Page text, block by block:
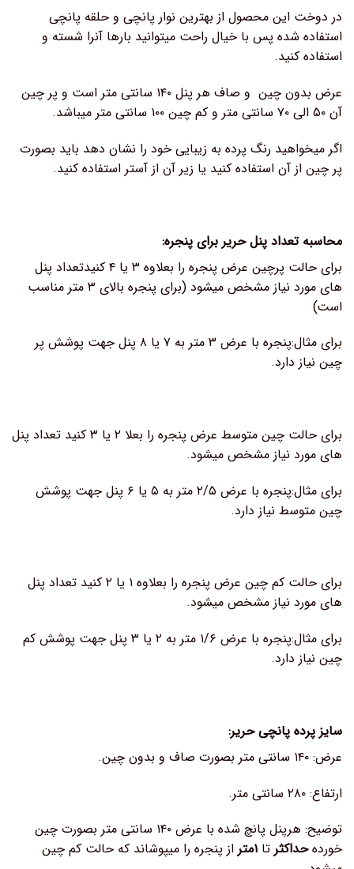
در دوخت این محصول از بهترین نوار پانچی و حلقه پانچی
استفاده شده پس با خیال راحت میتوانید بارها آنرا شسته و
استفاده کنید.
عرض بدون چین و صاف هر پنل ۱۴۰ سانتی متر است و پر چین
آن ۵۰ الی ۷۰ سانتی متر و کم چین ۱۰۰ سانتی متر میباشد.
اگر میخواهید رنگ پرده به زیبایی خود را نشان دهد باید بصورت
پر چین از آن استفاده کنید یا زیر آن از آستر استفاده کنید.
محاسبه تعداد پنل حریر برای پنجره:
برای حالت پرچین عرض پنجره را بعلاوه ۳ یا ۴ کنیدتعداد پنل
های مورد نیاز مشخص میشود (برای پنجره بالای ۳ متر مناسب
است)
برای مثال:پنجره با عرض ۳ متر به ۷ یا ۸ پنل جهت پوشش پر
چین نیاز دارد.
برای حالت چین متوسط عرض پنجره را بعلا ۲ یا ۳ کنید تعداد پنل
های مورد نیاز مشخص میشود.
برای مثال:پنجره با عرض ۲/۵ متر به ۵ یا ۶ پنل جهت پوشش
چین متوسط نیاز دارد.
برای حالت کم چین عرض پنجره را بعلاوه ۱ یا ۲ کنید تعداد پنل
های مورد نیاز مشخص میشود.
برای مثال:پنجره با عرض ۱/۶ متر به ۲ یا ۳ پنل جهت پوشش کم
چین نیاز دارد.
سایز پرده پانچی حریر:
عرض: ۱۴۰ سانتی متر بصورت صاف و بدون چین.
ارتفاع: ۲۸۰ سانتی متر.
توضیح: هرپنل پانچ شده با عرض ۱۴۰ سانتی متر بصورت چین
خوردهحداکثر تا ۱متر
از پنجره را میپوشاند که حالت کم چین